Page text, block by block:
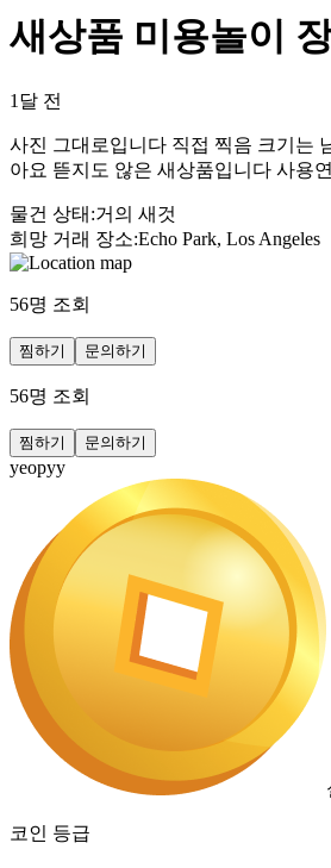
새상품 미용놀이
1달 전
사진 그대로입니다 직접 찍음 크기는
아요 뜯지도 않은 새상품입니다 사용
물건 상태 :거의 새것
희망 거래 장소:Echo Park, Los Angeles
56명 조회
찜하기 문의하기
56명 조회
찜하기 문의하기
yeopyy
코인 등급